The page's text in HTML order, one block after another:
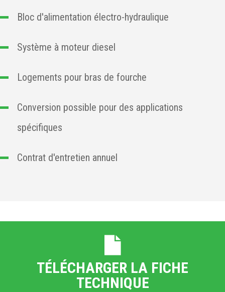
Bloc d'alimentation électro-hydraulique
Système à moteur diesel
Logements pour bras de fourche
Conversion possible pour des applications
spécifiques
Contrat d'entretien annuel
TÉLÉCHARGER LA FICHE
TECHNIQUE